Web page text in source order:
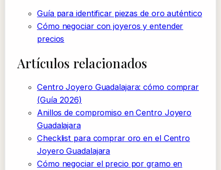
Guía para identificar piezas de oro auténtico
Cómo negociar con joyeros y entender
precios
Artículos relacionados
Centro Joyero Guadalajara: cómo comprar
(Guía 2026)
Anillos de compromiso en Centro Joyero
Guadalajara
Checklist para comprar oro en el Centro
Joyero Guadalajara
Cómo negociar el precio por gramo en